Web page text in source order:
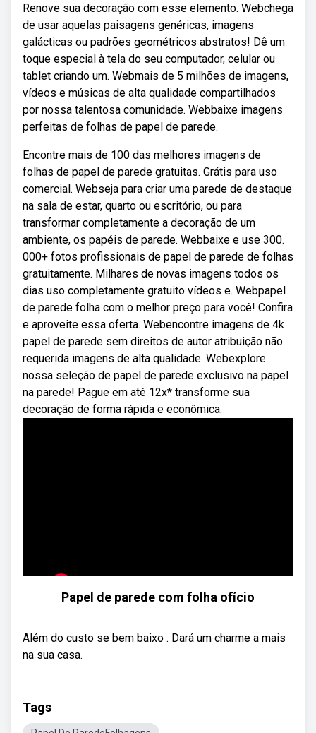
Renove sua decoração com esse elemento. Webchega
de usar aquelas paisagens genéricas, imagens
galácticas ou padrões geométricos abstratos! Dê um
toque especial à tela do seu computador, celular ou
tablet criando um. Webmais de 5 milhões de imagens,
vídeos e músicas de alta qualidade compartilhados
por nossa talentosa comunidade. Webbaixe imagens
perfeitas de folhas de papel de parede.
Encontre mais de 100 das melhores imagens de
folhas de papel de parede gratuitas. Grátis para uso
comercial. Webseja para criar uma parede de destaque
na sala de estar, quarto ou escritório, ou para
transformar completamente a decoração de um
ambiente, os papéis de parede. Webbaixe e use 300.
000+ fotos profissionais de papel de parede de folhas
gratuitamente. Milhares de novas imagens todos os
dias uso completamente gratuito vídeos e. Webpapel
de parede folha com o melhor preço para você! Confira
e aproveite essa oferta. Webencontre imagens de 4k
papel de parede sem direitos de autor atribuição não
requerida imagens de alta qualidade. Webexplore
nossa seleção de papel de parede exclusivo na papel
na parede! Pague em até 12x* transforme sua
decoração de forma rápida e econômica.
Papel de parede com folha ofício
Além do custo se bem baixo . Dará um charme a mais
na sua casa.
Tags